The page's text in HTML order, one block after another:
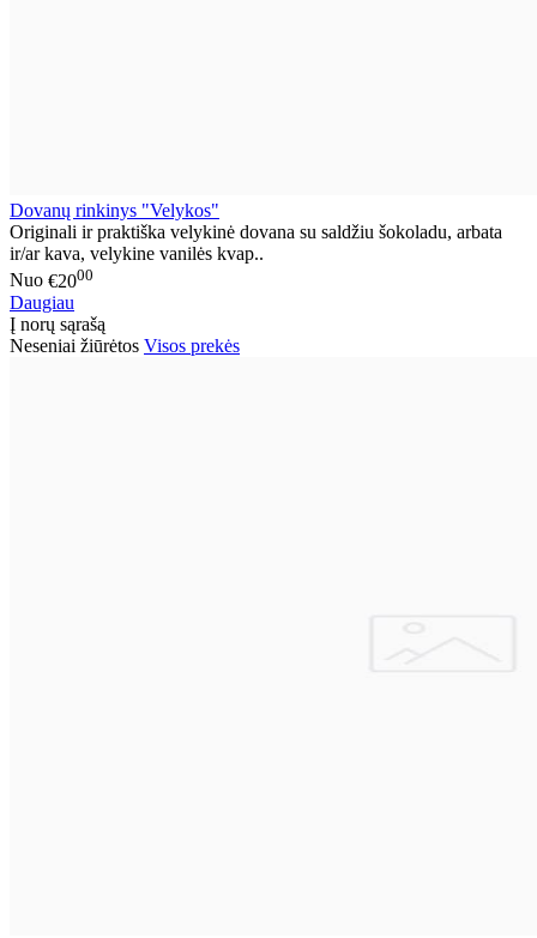
Dovanų rinkinys "Velykos"
Originali ir praktiška velykinė dovana su saldžiu šokoladu, arbata
ir/ar kava, velykine vanilės kvap..
Nuo €2000
Daugiau
Į norų sąrašą
Neseniai žiūrėtos Visos prekės